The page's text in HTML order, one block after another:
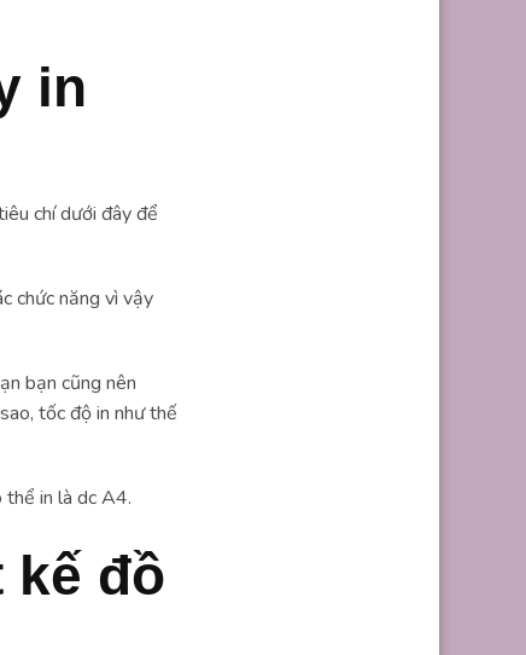
in
chí dưới đây để
chức năng vì vậy
bạn cũng nên
tốc độ in như thế
thể in là dc A4.
kế đồ